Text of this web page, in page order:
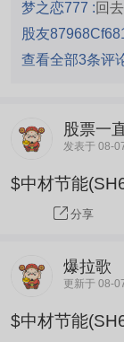
梦之恋777 :回
股票一
发表于 08-
$中材节能
分享
爆拉歌
更新于 08-
$中材节能